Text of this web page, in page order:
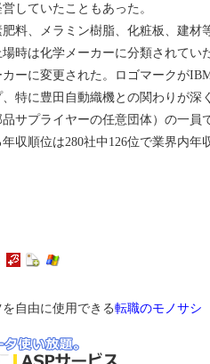
していたこともあった。
料、メラミン樹脂、化粧板、建材
時は化学メーカーに分類されてい
ーに変更された。ロゴマークが
特に豊田自動織機との関わりが深
サプライヤーの任意団体）の一員
収順位は280社中126位で業界内年
自由に使用できる転職のモノサシ